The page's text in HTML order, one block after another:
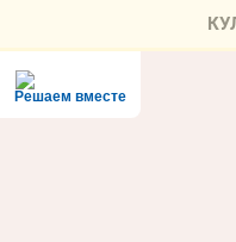
Решаем вместе